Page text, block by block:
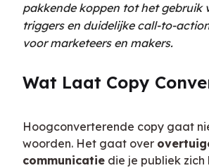
pakkende koppen tot het gebruik
triggers en duidelijke call-to-
voor marketeers en makers.
Wat Laat Copy
Hoogconverterende copy gaat
woorden. Het gaat over
communicatie die je publiek